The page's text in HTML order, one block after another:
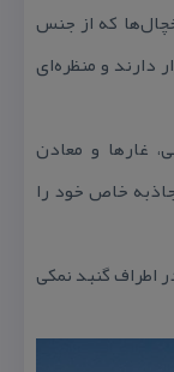
كه از جنس
دارند و منظره‌ای
غارها و معادن
خاص خود را
گنبد نمكی